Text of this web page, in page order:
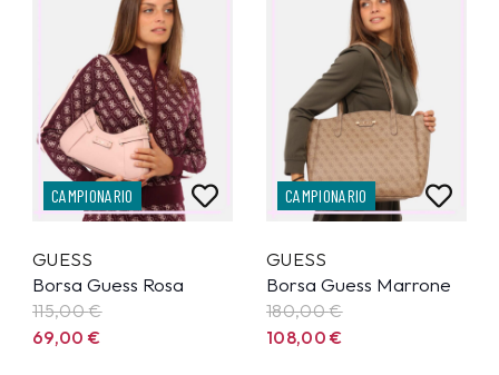
CAMPIONARIO
GUESS
Borsa Guess Rosa
115,00€
69,00€
CAMPIONARIO
GUESS
Borsa Guess Marrone
180,00€
108,00€